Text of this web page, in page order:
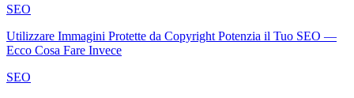
SEO
Utilizzare Immagini Protette da Copyright Potenzia il Tuo SEO —
Ecco Cosa Fare Invece
SEO